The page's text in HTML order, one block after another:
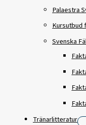
Palaestra
Kursutbud
Svenska
Tränarlitteratur